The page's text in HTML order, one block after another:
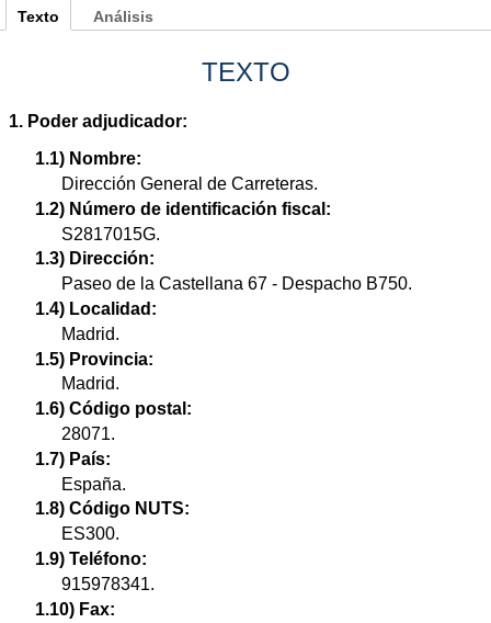
Texto
TEXTO
1. Poder adjudicador:
1.1) Nombre:
Dirección General de Carreteras.
1.2) Número de identificación fiscal:
S2817015G.
1.3) Dirección:
Paseo de la Castellana 67 - Despacho B750.
1.4) Localidad:
Madrid.
1.5) Provincia:
Madrid.
1.6) Código postal:
28071.
1.7) País:
España.
1.8) Código NUTS:
ES300.
1.9) Teléfono:
915978341.
1.10) Fax:
Análisis